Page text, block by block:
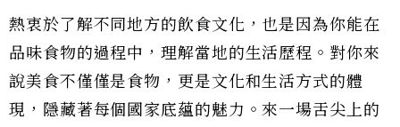
熱衷於了解不同地方的飲食文化，也是因為你能在
品味食物的過程中，理解當地的生活歷程。對你來
說美食不僅僅是食物，更是文化和生活方式的體
現，隱藏著每個國家底蘊的魅力。來一場舌尖上的